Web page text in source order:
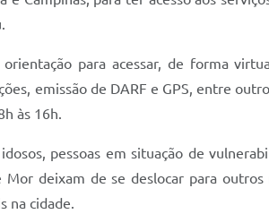
para acessar, de forma
emissão de DARF e GPS, entre
às 16h.
pessoas em situação de
deixam de se deslocar para
na cidade.